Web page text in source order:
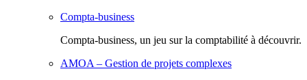
Compta-business
Compta-business, un jeu sur la comptabilité à découvrir.
AMOA – Gestion de projets complexes